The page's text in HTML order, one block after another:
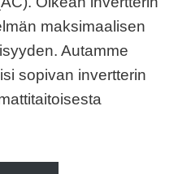
maksimaalisen
Autamme
sopivan invertterin